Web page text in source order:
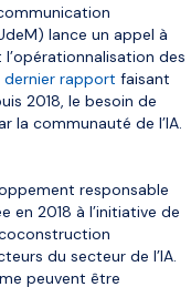
lance un appel à
des
dernier rapport faisant
2018, le besoin de
la communauté de l’IA.
responsable
en 2018 à l’initiative de
coconstruction
du secteur de l’IA.
peuvent être